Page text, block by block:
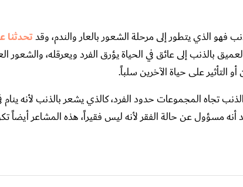
فهو الذي يتطور إلى مرحلة الشعور بالعار والندم، وقدتحدثنا
بالذنب إلى عائق في الحياة يؤرق الفرد ويعرقله، والشعور
التأثير على حياة الآخرين سلباً.
تجاه المجموعات حدود الفرد، كالذي يشعر بالذنب لأنه
مسؤول عن حالة الفقر لأنه ليس فقيراً، هذه المشاعر أيضاً